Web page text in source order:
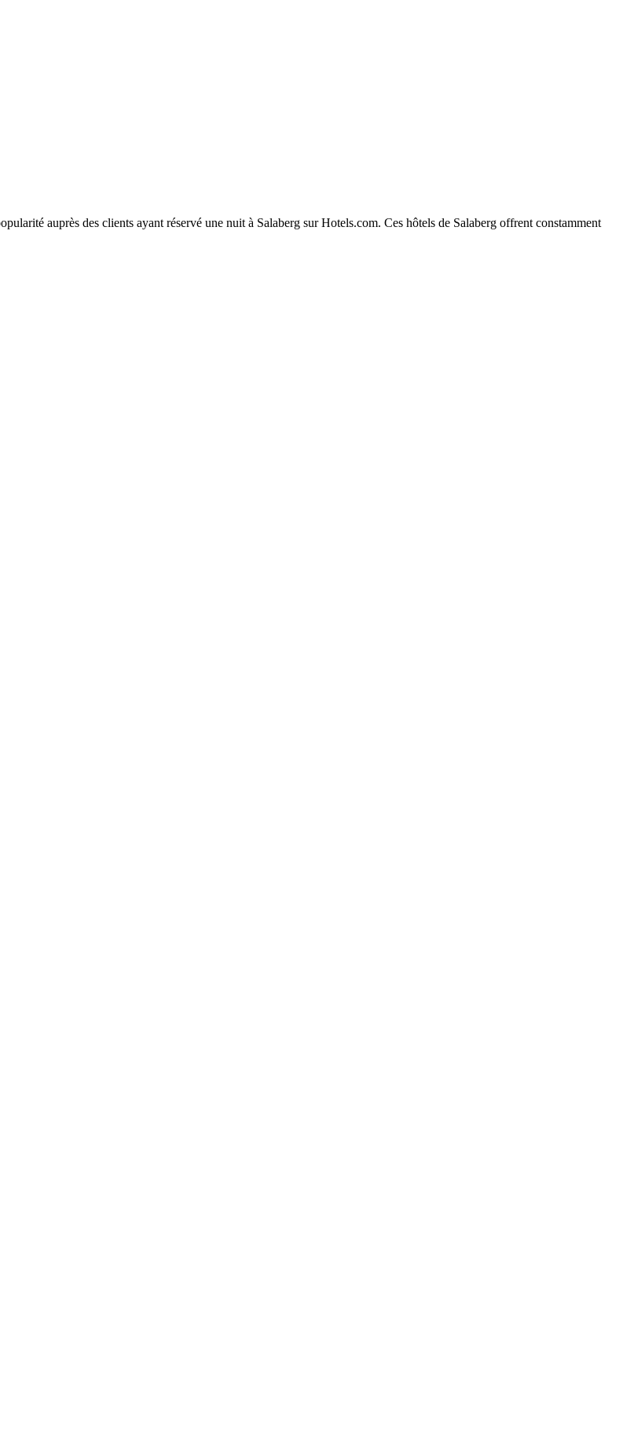
auprès des clients ayant réservé une nuit à Salaberg sur Hotels.com. Ces hôtels de Salaberg offrent constamment